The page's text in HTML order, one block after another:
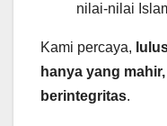
nilai-nilai
Kami percaya,
hanya yang
berintegritas.